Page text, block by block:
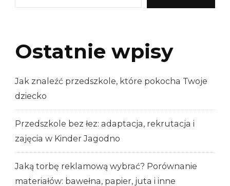
Ostatnie wpisy
Jak znaleźć przedszkole, które pokocha Twoje
dziecko
Przedszkole bez łez: adaptacja, rekrutacja i
zajęcia w Kinder Jagodno
Jaką torbę reklamową wybrać? Porównanie
materiałów: bawełna, papier, juta i inne